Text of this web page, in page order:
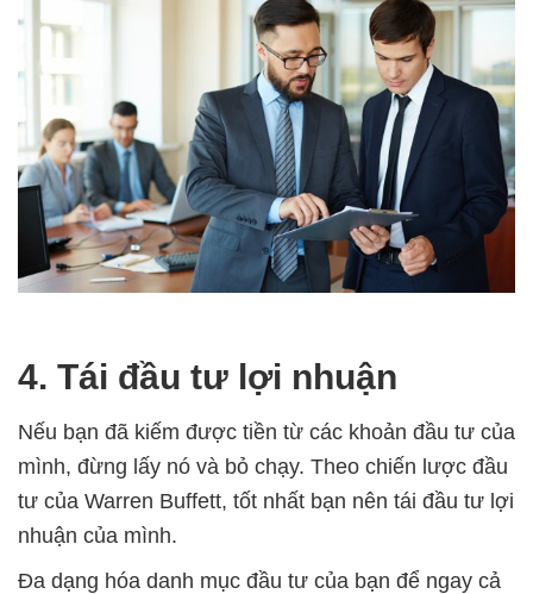
4. Tái đầu tư lợi nhuận
Nếu bạn đã kiếm được tiền từ các khoản đầu tư của
mình, đừng lấy nó và bỏ chạy. Theo chiến lược đầu
tư của Warren Buffett, tốt nhất bạn nên tái đầu tư lợi
nhuận của mình.
Đa dạng hóa danh mục đầu tư của bạn để ngay cả